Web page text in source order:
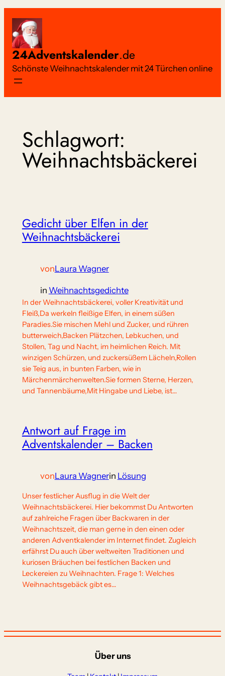
Inhalt
springen
24Adventskalender.de
Schönste Weihnachtskalender mit 24 Türchen online
Schlagwort:
Weihnachtsbäckerei
Gedicht über Elfen in der
Weihnachtsbäckerei
vonLaura Wagner
in Weihnachtsgedichte
In der Weihnachtsbäckerei, voller Kreativität und
Fleiß,Da werkeln fleißige Elfen, in einem süßen
Paradies.Sie mischen Mehl und Zucker, und rühren
butterweich,Backen Plätzchen, Lebkuchen, und
Stollen, Tag und Nacht, im heimlichen Reich. Mit
winzigen Schürzen, und zuckersüßem Lächeln,Rollen
sie Teig aus, in bunten Farben, wie in
Märchenmärchenwelten.Sie formen Sterne, Herzen,
und Tannenbäume,Mit Hingabe und Liebe, ist…
Antwort auf Frage im
Adventskalender – Backen
vonLaura Wagnerin Lösung
Unser festlicher Ausflug in die Welt der
Weihnachtsbäckerei. Hier bekommst Du Antworten
auf zahlreiche Fragen über Backwaren in der
Weihnachtszeit, die man gerne in den einen oder
anderen Adventkalender im Internet findet. Zugleich
erfährst Du auch über weltweiten Traditionen und
kuriosen Bräuchen bei festlichen Backen und
Leckereien zu Weihnachten. Frage 1: Welches
Weihnachtsgebäck gibt es…
Über uns